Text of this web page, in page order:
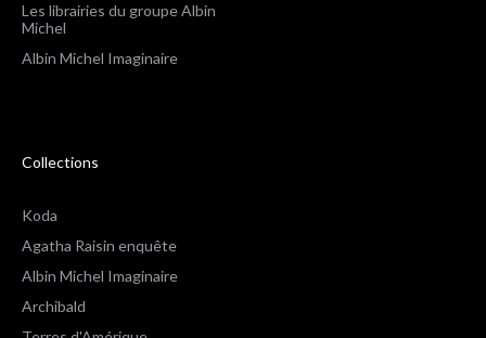
Les librairies du groupe Albin
Michel
Albin Michel Imaginaire
Collections
Koda
Agatha Raisin enquête
Albin Michel Imaginaire
Archibald